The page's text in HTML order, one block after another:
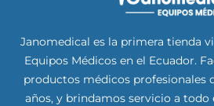
Janomedical es la primera tienda
Equipos Médicos en el Ecuador.
productos médicos profesionales
años, y brindamos servicio a